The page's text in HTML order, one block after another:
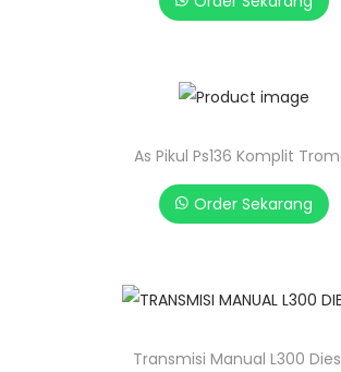
As Pikul Ps136 Komplit
Order Sekarang
Transmisi Manual L300